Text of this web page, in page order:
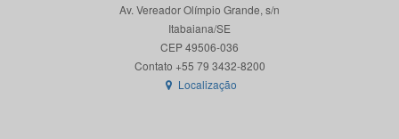
Av. Vereador Olímpio Grande, s/n
Itabaiana/SE
CEP 49506-036
Localização